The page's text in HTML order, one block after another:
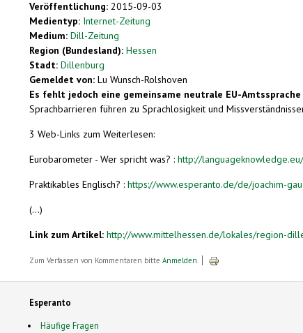
Veröffentlichung: 2015-09-03
Medientyp: Internet-Zeitung
Medium: Dill-Zeitung
Region (Bundesland): Hessen
Stadt: Dillenburg
Gemeldet von: Lu Wunsch-Rolshoven
Es fehlt jedoch eine gemeinsame neutrale EU-Amtssprache
Sprachbarrieren führen zu Sprachlosigkeit und
3 Web-Links zum Weiterlesen:
Eurobarometer - Wer spricht was? : http://languageknowledge.eu/
Praktikables Englisch? : https://www.esperanto.de/de/joachim-
(...)
Link zum Artikel: http://www.mittelhessen.de/lokales/region-
Zum Verfassen von Kommentaren bitte Anmelden.
Esperanto
Häufige Fragen